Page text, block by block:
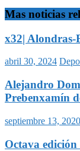
Mas noticias
x32| Alondras-
abril 30, 2024
Alejandro
Prebenxamín
septiembre 13, 2020
Octava